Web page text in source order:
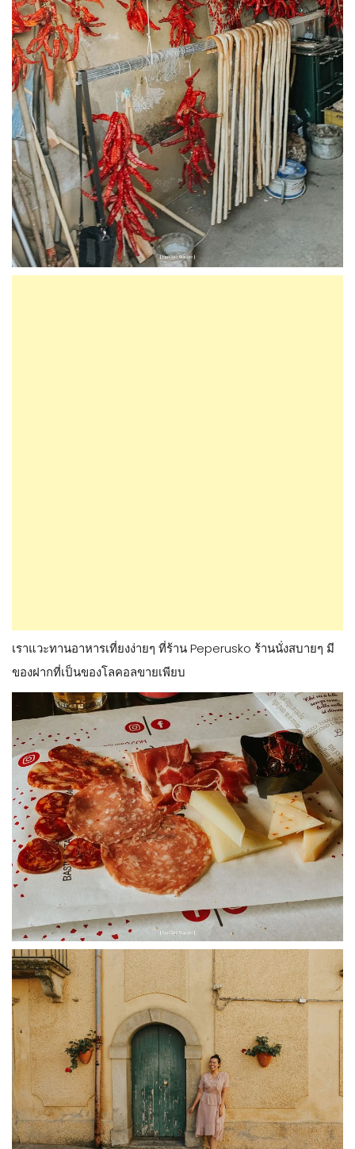
เราแวะทานอาหารเที่ยงง่ายๆ ที่ร้าน Peperusko ร้านนั่งสบายๆ มี
ของฝากที่เป็นของโลคอลขายเพียบ